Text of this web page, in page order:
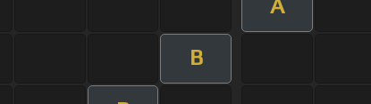
A
B